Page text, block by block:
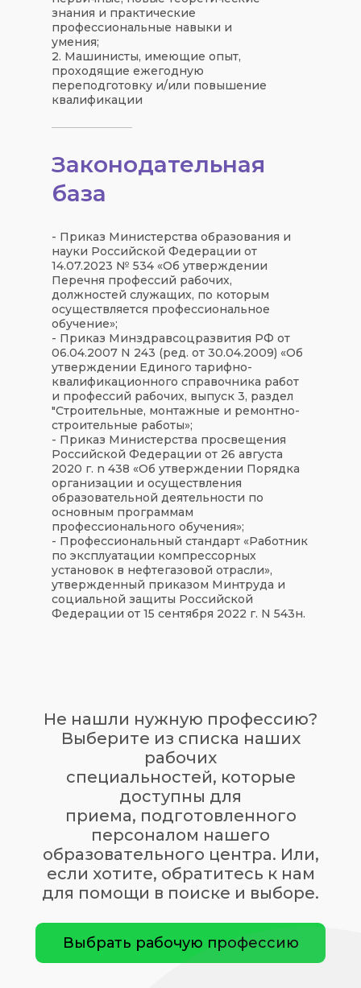
знания и практические
профессиональные навыки и
умения;
2. Машинисты, имеющие опыт,
проходящие ежегодную
переподготовку и/или повышение
квалификации
Законодательная
база
- Приказ Министерства образования и
науки Российской Федерации от
14.07.2023 № 534 «Об утверждении
Перечня профессий рабочих,
должностей служащих, по которым
осуществляется профессиональное
обучение»;
- Приказ Минздравсоцразвития РФ от
06.04.2007 N 243 (ред. от 30.04.2009) «Об
утверждении Единого тарифно-
квалификационного справочника работ
и профессий рабочих, выпуск 3, раздел
"Строительные, монтажные и ремонтно-
строительные работы»;
- Приказ Министерства просвещения
Российской Федерации от 26 августа
2020 г. n 438 «Об утверждении Порядка
организации и осуществления
образовательной деятельности по
основным программам
профессионального обучения»;
- Профессиональный стандарт «Работник
по эксплуатации компрессорных
установок в нефтегазовой отрасли»,
утвержденный приказом Минтруда и
социальной защиты Российской
Федерации от 15 сентября 2022 г. N 543н.
Не нашли нужную профессию?
Выберите из списка наших
рабочих
специальностей, которые
доступны для
приема, подготовленного
персоналом нашего
образовательного центра. Или,
если хотите, обратитесь к нам
для помощи в поиске и выборе.
Выбрать рабочую профессию